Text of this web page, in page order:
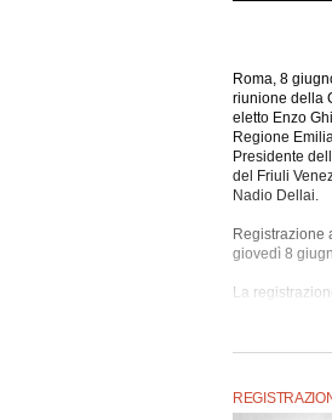
Roma, 8
riunione della
eletto Enzo
Regione
Presidente
del Friuli
Nadio Dellai.
Registrazione
giovedì 8
La